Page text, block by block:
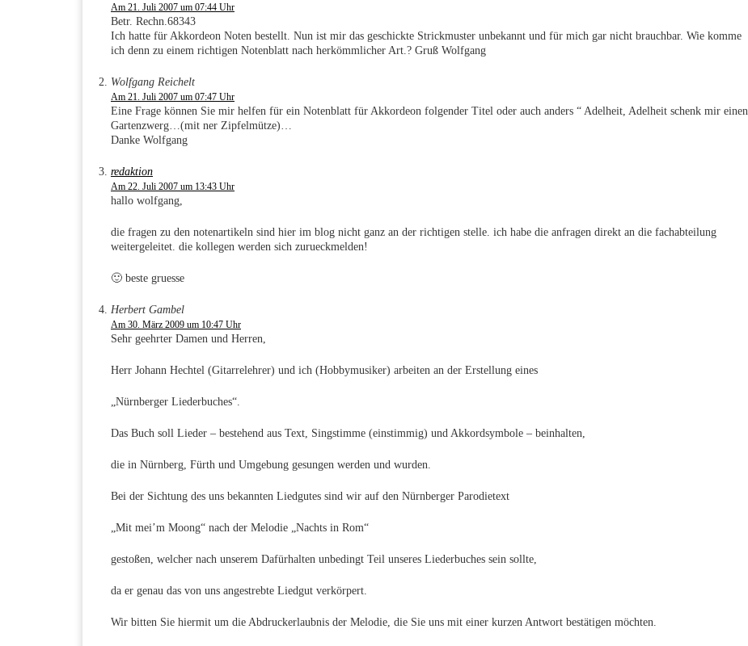
Am 21. Juli 2007 um 07:44 Uhr
Betr. Rechn.68343
Ich hatte für Akkordeon Noten bestellt. Nun ist mir das geschickte Strickmuster unbekannt und für mich gar nicht brauchbar. Wie komme
ich denn zu einem richtigen Notenblatt nach herkömmlicher Art.? Gruß Wolfgang
Wolfgang Reichelt
Am 21. Juli 2007 um 07:47 Uhr
Eine Frage können Sie mir helfen für ein Notenblatt für Akkordeon folgender Titel oder auch anders “ Adelheit, Adelheit schenk mir einen
Gartenzwerg…(mit ner Zipfelmütze)…
Danke Wolfgang
redaktion
Am 22. Juli 2007 um 13:43 Uhr
hallo wolfgang,
die fragen zu den notenartikeln sind hier im blog nicht ganz an der richtigen stelle. ich habe die anfragen direkt an die fachabteilung
weitergeleitet. die kollegen werden sich zurueckmelden!
🙂 beste gruesse
Herbert Gambel
Am 30. März 2009 um 10:47 Uhr
Sehr geehrter Damen und Herren,
Herr Johann Hechtel (Gitarrelehrer) und ich (Hobbymusiker) arbeiten an der Erstellung eines
„Nürnberger Liederbuches“.
Das Buch soll Lieder – bestehend aus Text, Singstimme (einstimmig) und Akkordsymbole – beinhalten,
die in Nürnberg, Fürth und Umgebung gesungen werden und wurden.
Bei der Sichtung des uns bekannten Liedgutes sind wir auf den Nürnberger Parodietext
„Mit mei’m Moong“ nach der Melodie „Nachts in Rom“
gestoßen, welcher nach unserem Dafürhalten unbedingt Teil unseres Liederbuches sein sollte,
da er genau das von uns angestrebte Liedgut verkörpert.
Wir bitten Sie hiermit um die Abdruckerlaubnis der Melodie, die Sie uns mit einer kurzen Antwort bestätigen möchten.